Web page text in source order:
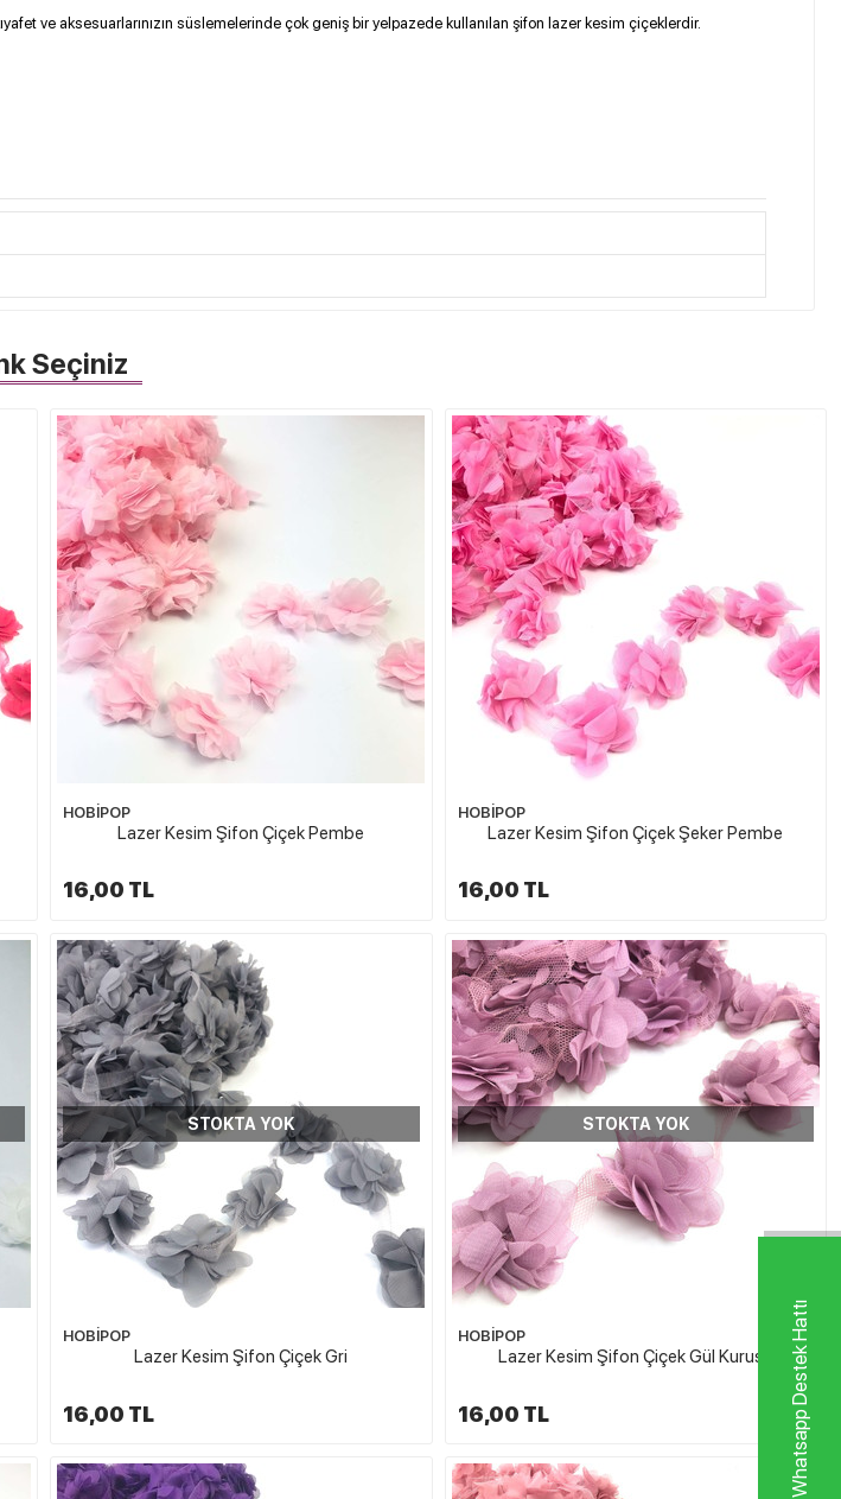
Whatsapp Destek Hattı
ve aksesuarlarınızın süslemelerinde çok geniş bir yelpazede kullanılan şifon lazer kesim çiçeklerdir.
Seçiniz
HOBİPOP
Lazer Kesim Şifon Çiçek Pembe
16,00 TL
HOBİPOP
Lazer Kesim Şifon Çiçek Şeker Pembe
16,00 TL
STOKTA YOK
HOBİPOP
Lazer Kesim Şifon Çiçek Gri
16,00 TL
STOKTA YOK
HOBİPOP
Lazer Kesim Şifon Çiçek Gül Kurusu
16,00 TL